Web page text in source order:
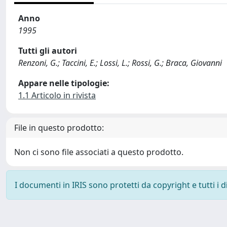
Anno
1995
Tutti gli autori
Renzoni, G.; Taccini, E.; Lossi, L.; Rossi, G.; Braca, Giovanni
Appare nelle tipologie:
1.1 Articolo in rivista
File in questo prodotto:
Non ci sono file associati a questo prodotto.
I documenti in IRIS sono protetti da copyright e tutti i